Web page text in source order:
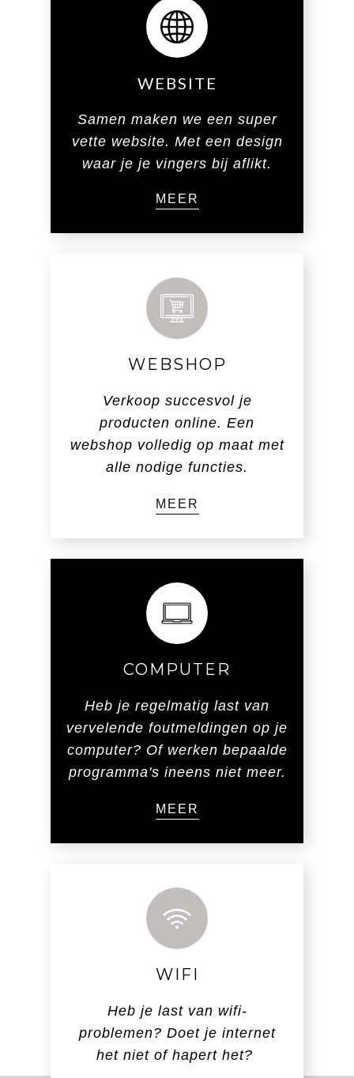
WEBSITE
Samen maken we een super
vette website. Met een design
waar je je vingers bij aflikt.
MEER
WEBSHOP
Verkoop succesvol je
producten online. Een
webshop volledig op maat met
alle nodige functies.
MEER
COMPUTER
Heb je regelmatig last van
vervelende foutmeldingen op je
computer? Of werken bepaalde
programma's ineens niet meer.
MEER
WIFI
Heb je last van wifi-
problemen? Doet je internet
het niet of hapert het?